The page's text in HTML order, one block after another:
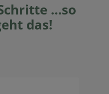
…so
das!